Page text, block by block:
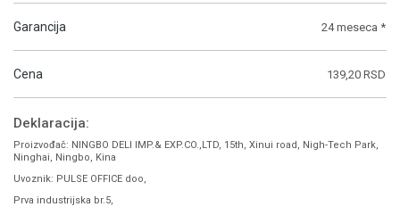
Garancija 24 meseca *
Cena 139,20 RSD
Deklaracija:
Proizvođač: NINGBO DELI IMP.& EXP.CO.,LTD, 15th, Xinui road, Nigh-Tech Park,
Ninghai, Ningbo, Kina
Uvoznik: PULSE OFFICE doo,
Prva industrijska br.5,